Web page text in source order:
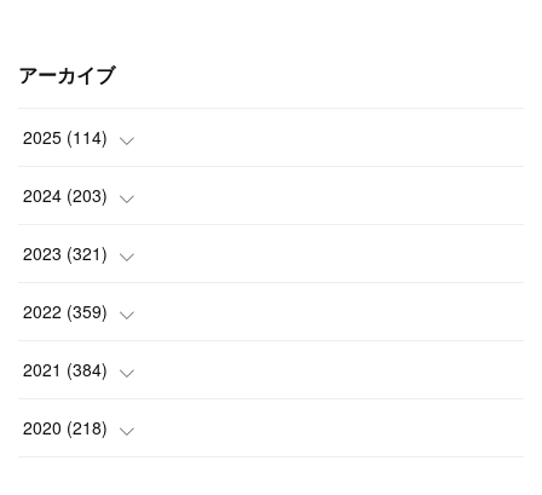
アーカイブ
2025 (114)
(1)
(8)
(6)
(9 )
( 5 )
2024 (203)
(24)
(10)
(18)
(17)
2023 (321)
(25)
(17)
(35)
2022 (359)
(42)
(37)
2021 (384)
(9)
2020 (218)